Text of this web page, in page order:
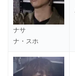
ナサ
ナ・スホ